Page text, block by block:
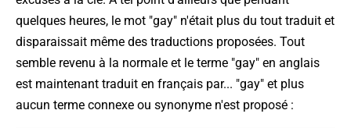
quelques heures, le mot "gay" n'était plus du tout traduit et
disparaissait même des traductions proposées. Tout
semble revenu à la normale et le terme "gay" en anglais
est maintenant traduit en français par... "gay" et plus
aucun terme connexe ou synonyme n'est proposé :